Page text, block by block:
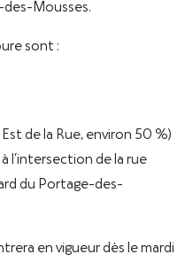
des-Mousses.
sont :
de la Rue, environ 50 %)
l’intersection de la rue
du Portage-des-
en vigueur dès le mardi